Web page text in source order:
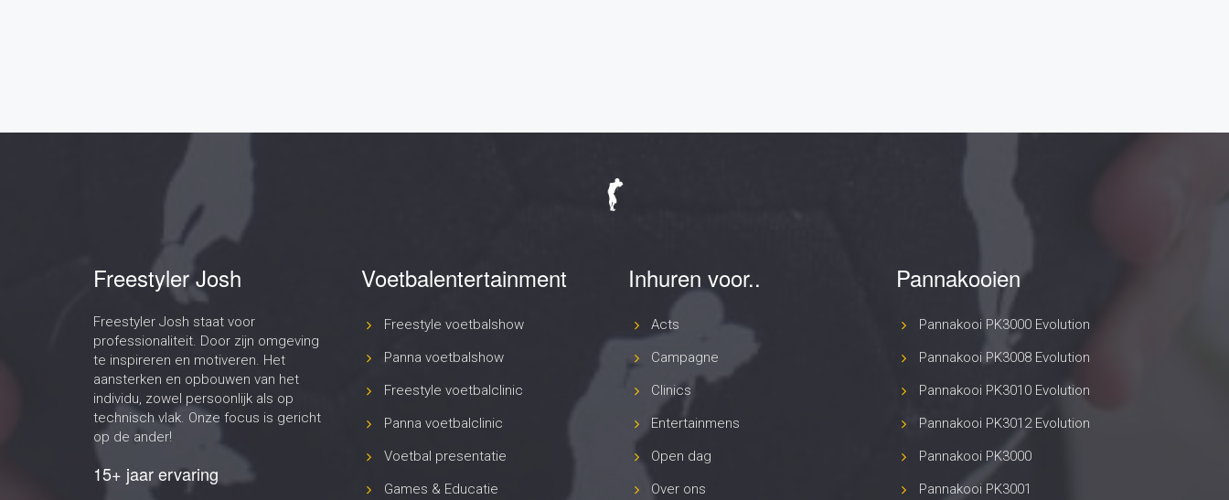
Freestyler Josh
Freestyler Josh staat voor
professionaliteit. Door zijn omgeving
te inspireren en motiveren. Het
aansterken en opbouwen van het
individu, zowel persoonlijk als op
technisch vlak. Onze focus is gericht
op de ander!
15+ jaar ervaring
Voetbalentertainment
Freestyle voetbalshow
Panna voetbalshow
Freestyle voetbalclinic
Panna voetbalclinic
Voetbal presentatie
Games & Educatie
Inhuren voor..
Acts
Campagne
Clinics
Entertainmens
Open dag
Over ons
Pannakooien
Pannakooi PK3000 Evolution
Pannakooi PK3008 Evolution
Pannakooi PK3010 Evolution
Pannakooi PK3012 Evolution
Pannakooi PK3000
Pannakooi PK3001